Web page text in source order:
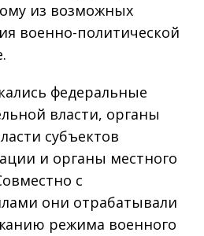
из возможных
военно-политической
федеральные
власти, органы
субъектов
и органы местного
с
они отрабатывали
режима военного